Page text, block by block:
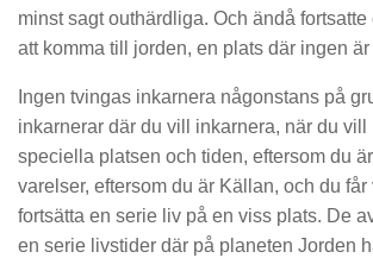
minst sagt outhärdliga. Och ändå fortsatte
att komma till jorden, en plats där ingen
Ingen tvingas inkarnera någonstans på
inkarnerar där du vill inkarnera, när du vill
speciella platsen och tiden, eftersom du
varelser, eftersom du är Källan, och du får
fortsätta en serie liv på en viss plats. De
en serie livstider där på planeten Jorden